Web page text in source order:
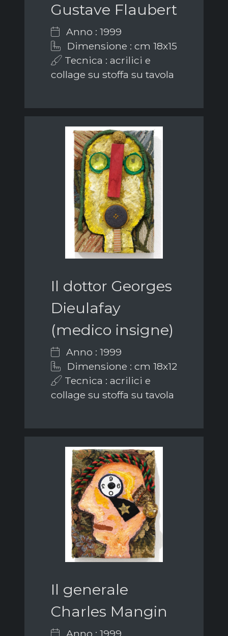
Gustave Flaubert
Anno : 1999
Dimensione : cm 18x15
Tecnica : acrilici e
collage su stoffa su tavola
Il dottor Georges
Dieulafay
(medico insigne)
Anno : 1999
Dimensione : cm 18x12
Tecnica : acrilici e
collage su stoffa su tavola
Il generale
Charles Mangin
Anno : 1999